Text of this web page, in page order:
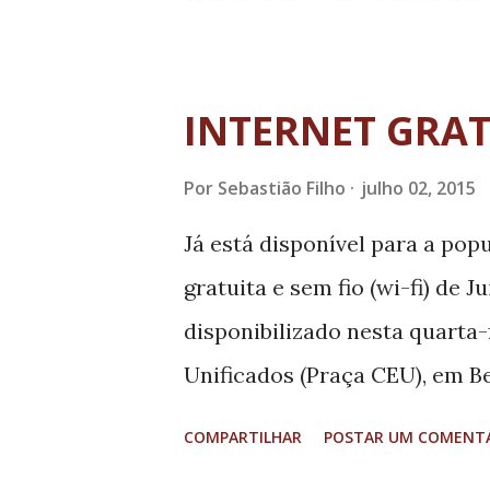
conforme a Lei 1.252. Hoje,
preocupa e desenvolve
a proteção e regeneração
plantadas, começa a vigorar
incêndios florestais
Gestao e Desenvolvimento
INTERNET
Por Sebastião Filho julho 02, 2015
Já está disponível para a
gratuita e sem fio (wi-fi) de
disponibilizado nesta quarta-
Unificados (Praça CEU), em
COMPARTILHAR POSTAR UM